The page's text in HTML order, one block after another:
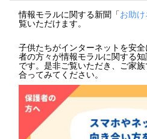
情報モラルに関する新聞「お助
覧いただけます。
子供たちがインターネットを安
者の方々が情報モラルに関する
です。是非ご覧いただき、ご家
合ってみてください。